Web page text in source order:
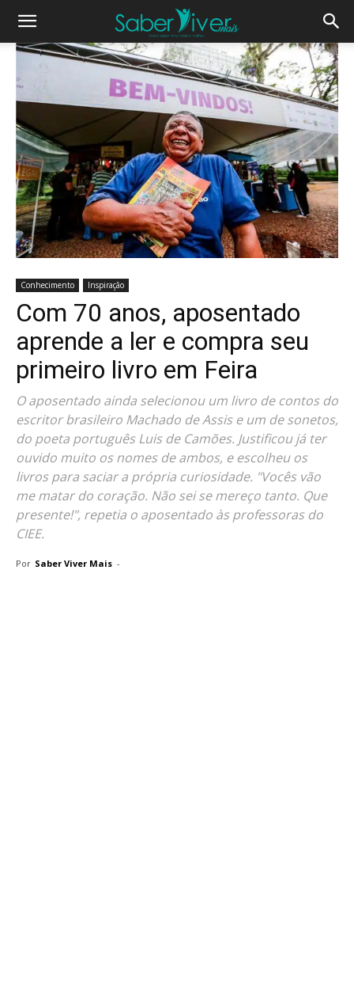
Conhecimento Inspiração
Com 70 anos, aposentado
aprende a ler e compra seu
primeiro livro em Feira
O aposentado ainda selecionou um livro de contos do
escritor brasileiro Machado de Assis e um de sonetos,
do poeta português Luis de Camões. Justificou já ter
ouvido muito os nomes de ambos, e escolheu os
livros para saciar a própria curiosidade. "Vocês vão
me matar do coração. Não sei se mereço tanto. Que
presente!", repetia o aposentado às professoras do
CIEE.
Por Saber Viver Mais -